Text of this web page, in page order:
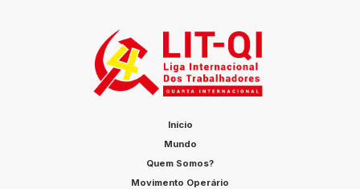
Início
Mundo
Quem Somos?
Movimento Operário